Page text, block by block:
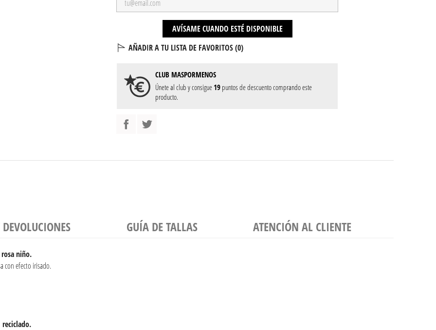
AVÍSAME CUANDO ESTÉ DISPONIBLE
AÑADIR A TU LISTA DE FAVORITOS (0)
CLUB MASPORMENOS
Únete al club y consigue 19puntos de descuento comprando este
producto.
GUÍA DE TALLAS ATENCIÓN AL CLIENTE
rosa niño.
con efecto irisado.
reciclado.